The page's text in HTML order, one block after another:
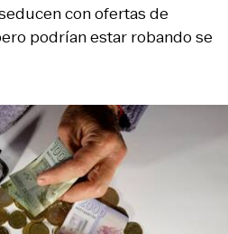
con ofertas de
podrían estar robando se